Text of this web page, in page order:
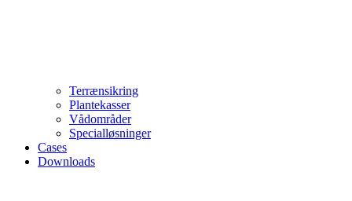
Terrænsikring
Plantekasser
Vådområder
Specialløsninger
Cases
Downloads